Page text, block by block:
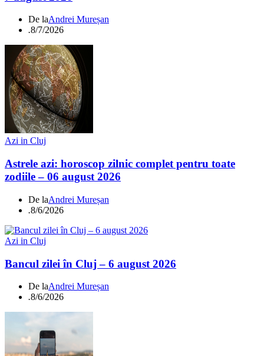
De laAndrei Mureșan
.8/7/2026
Azi in Cluj
Astrele azi: horoscop zilnic complet pentru toate
zodiile – 06 august 2026
De laAndrei Mureșan
.8/6/2026
Azi in Cluj
Bancul zilei în Cluj – 6 august 2026
De laAndrei Mureșan
.8/6/2026